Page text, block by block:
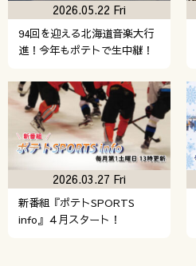
94回を迎える北海道音楽大行
進！今年もポテトで生中継！
2026.05.22 Fri
新番組『ポテトSPORTS
info』４月スタート！
2026.03.27 Fri